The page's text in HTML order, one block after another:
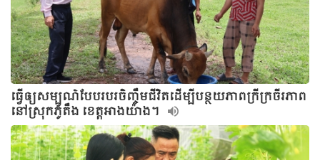
ធ្វើឲ្យសម្បូណ៌បែបរបរចិញ្ចឹមជីវិតដើម្បីបន្ថយភាពក្រីក្រចីរភាព
នៅស្រុកភូតឹង ខេត្តអាងយ៉ាង។